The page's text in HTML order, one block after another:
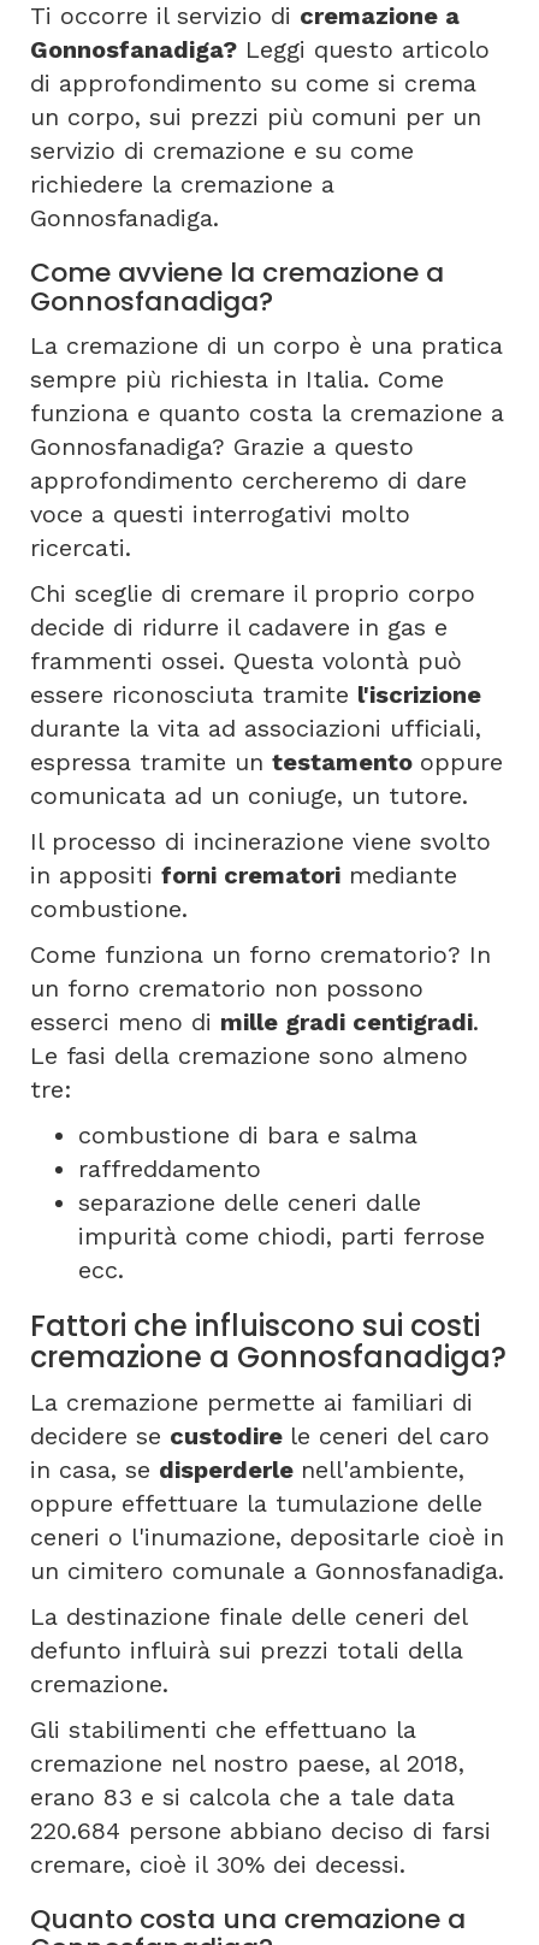
Ti occorre il servizio di cremazione a
Gonnosfanadiga? Leggi questo articolo
di approfondimento su come si crema
un corpo, sui prezzi più comuni per un
servizio di cremazione e su come
richiedere la cremazione a
Gonnosfanadiga.
Come avviene la cremazione a
Gonnosfanadiga?
La cremazione di un corpo è una pratica
sempre più richiesta in Italia. Come
funziona e quanto costa la cremazione a
Gonnosfanadiga? Grazie a questo
approfondimento cercheremo di dare
voce a questi interrogativi molto
ricercati.
Chi sceglie di cremare il proprio corpo
decide di ridurre il cadavere in gas e
frammenti ossei. Questa volontà può
essere riconosciuta tramite l'iscrizione
durante la vita ad associazioni ufficiali,
espressa tramite un testamento oppure
comunicata ad un coniuge, un tutore.
Il processo di incinerazione viene svolto
in appositi forni crematori mediante
combustione.
Come funziona un forno crematorio? In
un forno crematorio non possono
esserci meno di mille gradi centigradi.
Le fasi della cremazione sono almeno
tre:
combustione di bara e salma
raffreddamento
separazione delle ceneri dalle
impurità come chiodi, parti ferrose
ecc.
Fattori che influiscono sui costi
cremazione a Gonnosfanadiga?
La cremazione permette ai familiari di
decidere se custodire le ceneri del caro
in casa, se disperderle nell'ambiente,
oppure effettuare la tumulazione delle
ceneri o l'inumazione, depositarle cioè in
un cimitero comunale a Gonnosfanadiga.
La destinazione finale delle ceneri del
defunto influirà sui prezzi totali della
cremazione.
Gli stabilimenti che effettuano la
cremazione nel nostro paese, al 2018,
erano 83 e si calcola che a tale data
220.684 persone abbiano deciso di farsi
cremare, cioè il 30% dei decessi.
Quanto costa una cremazione a